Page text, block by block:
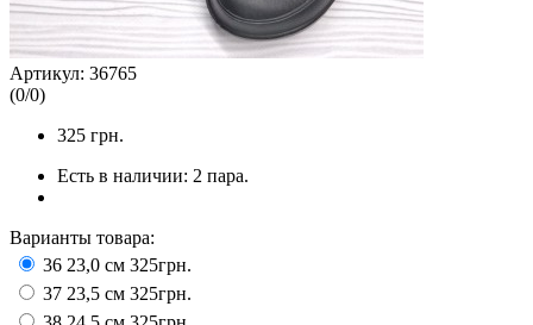
Артикул: 36765
(0/0)
325 грн.
Есть в наличии: 2 пара.
Варианты товара:
36 23,0 см 325грн.
37 23,5 см 325грн.